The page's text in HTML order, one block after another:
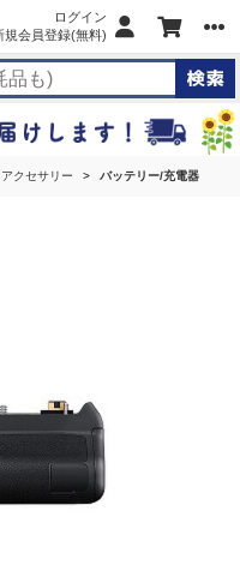
ログイン
規会員登録(無料)
クセサリー バッテリー/充電器